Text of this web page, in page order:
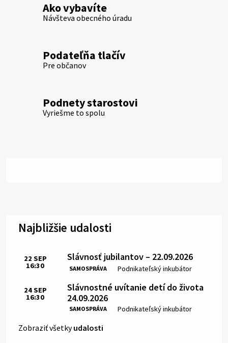
Ako vybavíte
Návšteva obecného úradu
Podateľňa tlačív
Pre občanov
Podnety starostovi
Vyriešme to spolu
Najbližšie udalosti
Slávnosť jubilantov – 22.09.2026
SAMOSPRÁVA Miesto:
Podnikateľský inkubátor
Čas:
22 SEP
16:30
Slávnostné uvítanie detí do života
24.09.2026
SAMOSPRÁVA Miesto:
Podnikateľský inkubátor
Čas:
24SEP
16:30
Zobraziť všetkyudalosti